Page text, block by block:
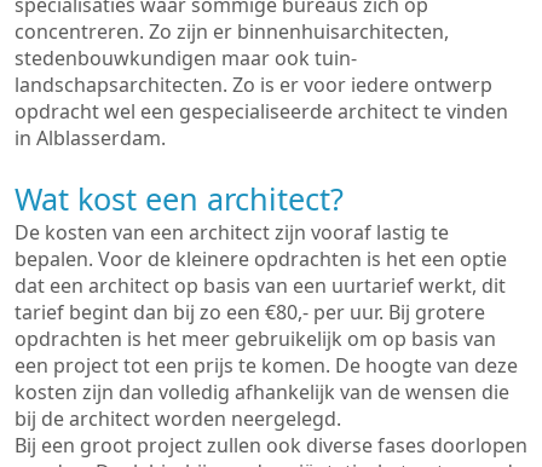
concentreren. Zo zijn er binnenhuisarchitecten,
stedenbouwkundigen maar ook tuin-
landschapsarchitecten. Zo is er voor iedere ontwerp
opdracht wel een gespecialiseerde architect te vinden
in Alblasserdam.
Wat kost een architect?
De kosten van een architect zijn vooraf lastig te
bepalen. Voor de kleinere opdrachten is het een optie
dat een architect op basis van een uurtarief werkt, dit
tarief begint dan bij zo een €80,- per uur. Bij grotere
opdrachten is het meer gebruikelijk om op basis van
een project tot een prijs te komen. De hoogte van deze
kosten zijn dan volledig afhankelijk van de wensen die
bij de architect worden neergelegd.
Bij een groot project zullen ook diverse fases doorlopen